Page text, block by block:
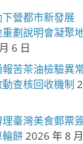
下營都市新發
劃說明會凝聚
6 日
苦茶油檢驗異
查核回收機制
臺灣美食郵票
餅2026 年 8